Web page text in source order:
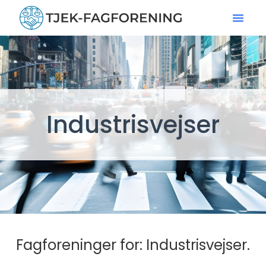
Industrisvejser
Fagforeninger for: Industrisvejser.